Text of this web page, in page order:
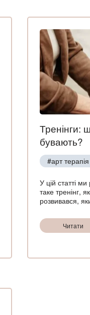
Тренінги:
бувають?
#арт терапія
У цій статті
таке тренінг,
розвивався,
Читати